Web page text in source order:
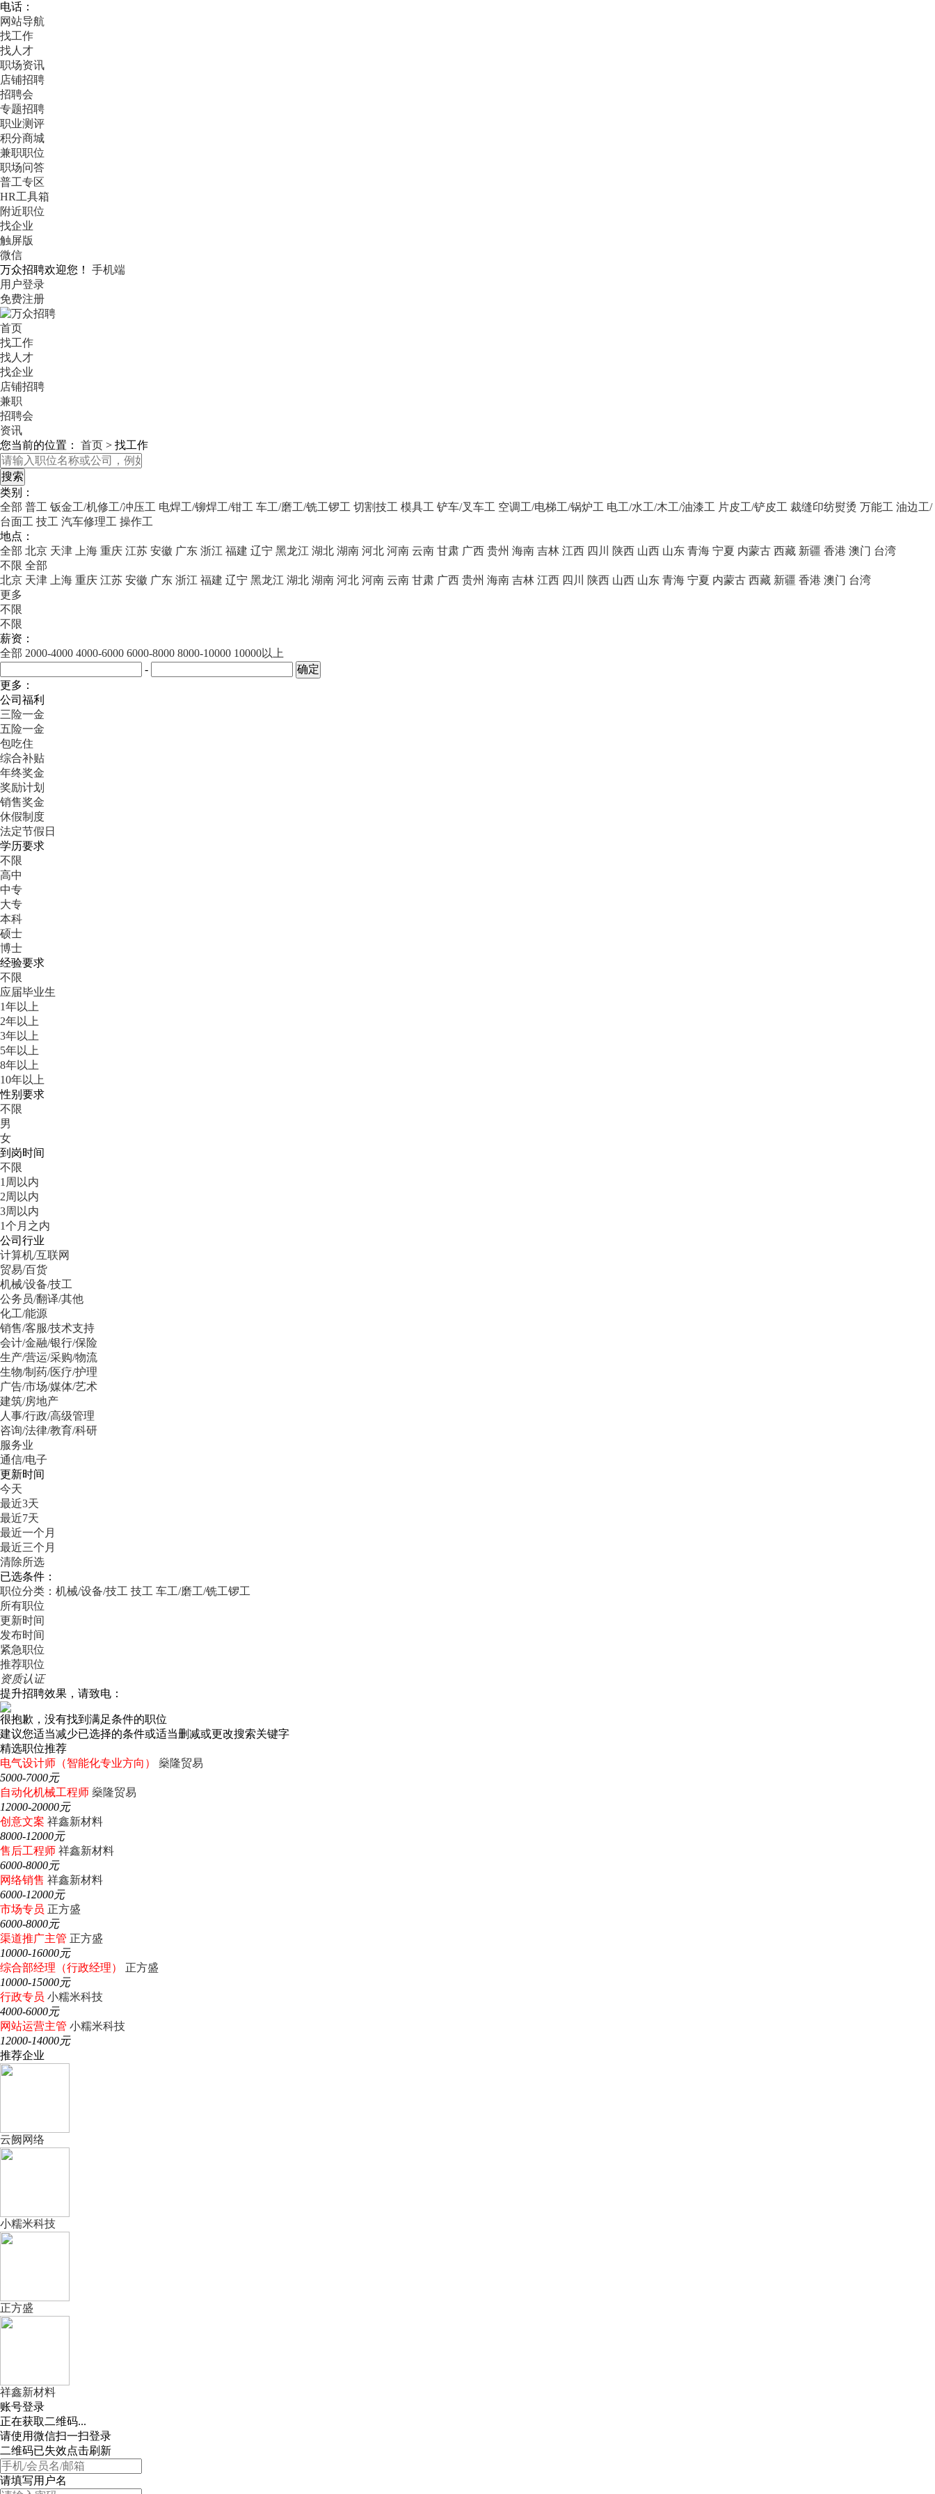
电话：
网站导航
找工作
找人才
职场资讯
店铺招聘
招聘会
专题招聘
职业测评
积分商城
兼职职位
职场问答
普工专区
HR工具箱
附近职位
找企业
触屏版
微信
万众招聘欢迎您！
手机端
用户登录
免费注册
首页
找工作
找人才
找企业
店铺招聘
兼职
招聘会
资讯
您当前的位置： 首页 > 找工作
类别：
全部 普工 钣金工/机修工/冲压工 电焊工/铆焊工/钳工 车工/磨工/铣工锣工 切割技工 模具工 铲车/叉车工 空调工/电梯工/锅炉工 电工/水工/木工/油漆工 片皮工/铲皮工 裁缝印纺熨烫 万能工 油边工/
台面工 技工 汽车修理工 操作工
地点：
全部 北京 天津 上海 重庆 江苏 安徽 广东 浙江 福建 辽宁 黑龙江 湖北 湖南 河北 河南 云南 甘肃 广西 贵州 海南 吉林 江西 四川 陕西 山西 山东 青海 宁夏 内蒙古 西藏 新疆 香港 澳门 台湾
不限 全部
北京 天津 上海 重庆 江苏 安徽 广东 浙江 福建 辽宁 黑龙江 湖北 湖南 河北 河南 云南 甘肃 广西 贵州 海南 吉林 江西 四川 陕西 山西 山东 青海 宁夏 内蒙古 西藏 新疆 香港 澳门 台湾
更多
不限
不限
薪资：
全部 2000-4000 4000-6000 6000-8000 8000-10000 10000以上
-
更多：
公司福利
三险一金
五险一金
包吃住
综合补贴
年终奖金
奖励计划
销售奖金
休假制度
法定节假日
学历要求
不限
高中
中专
大专
本科
硕士
博士
经验要求
不限
应届毕业生
1年以上
2年以上
3年以上
5年以上
8年以上
10年以上
性别要求
不限
男
女
到岗时间
不限
1周以内
2周以内
3周以内
1个月之内
公司行业
计算机/互联网
贸易/百货
机械/设备/技工
公务员/翻译/其他
化工/能源
销售/客服/技术支持
会计/金融/银行/保险
生产/营运/采购/物流
生物/制药/医疗/护理
广告/市场/媒体/艺术
建筑/房地产
人事/行政/高级管理
咨询/法律/教育/科研
服务业
通信/电子
更新时间
今天
最近3天
最近7天
最近一个月
最近三个月
清除所选
已选条件：
职位分类：机械/设备/技工 技工 车工/磨工/铣工锣工
所有职位
更新时间
发布时间
紧急职位
推荐职位
资质认证
提升招聘效果，请致电：
很抱歉，没有找到满足条件的职位
建议您适当减少已选择的条件或适当删减或更改搜索关键字
精选职位推荐
电气设计师（智能化专业方向）
燊隆贸易
5000-7000元
自动化机械工程师 燊隆贸易
12000-20000元
创意文案 祥鑫新材料
8000-12000元
售后工程师 祥鑫新材料
6000-8000元
网络销售 祥鑫新材料
6000-12000元
市场专员 正方盛
6000-8000元
渠道推广主管 正方盛
10000-16000元
综合部经理（行政经理）
正方盛
10000-15000元
行政专员 小糯米科技
4000-6000元
网站运营主管 小糯米科技
12000-14000元
推荐企业
云阙网络
小糯米科技
正方盛
祥鑫新材料
账号登录
正在获取二维码...
请使用微信扫一扫登录
二维码已失效点击刷新
请填写用户名